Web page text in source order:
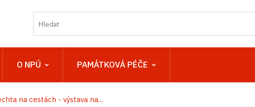
O NPÚ PAMÁTKOVÁ PÉČE
na cestách - výstava na...